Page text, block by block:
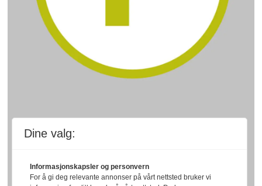
Dine valg:
Informasjonskapsler og personvern
For å gi deg relevante annonser på vårt nettsted bruker vi